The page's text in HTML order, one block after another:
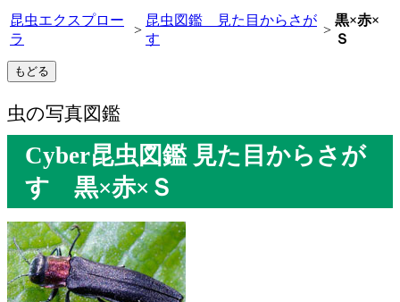
昆虫エクスプロー
ラ
>
昆虫図鑑 見た目からさが
す
>
黒×赤×
Ｓ
虫の写真図鑑
Cyber昆虫図鑑 見た目からさが
す 黒×赤×Ｓ